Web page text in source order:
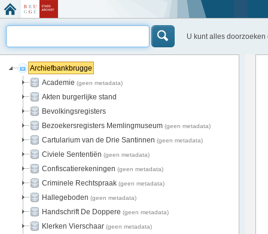
U kunt alles
Archiefbankbrugge
Academie (geen metadata)
Akten burgerlijke stand
Bevolkingsregisters
Bezoekersregisters Memlingmuseum (geen metadata)
Cartularium van de Drie Santinnen (geen metadata)
Civiele Sententiën (geen metadata)
Confiscatierekeningen (geen metadata)
Criminele Rechtspraak (geen metadata)
Hallegeboden (geen metadata)
Handschrift De Doppere (geen metadata)
Klerken Vierschaar (geen metadata)